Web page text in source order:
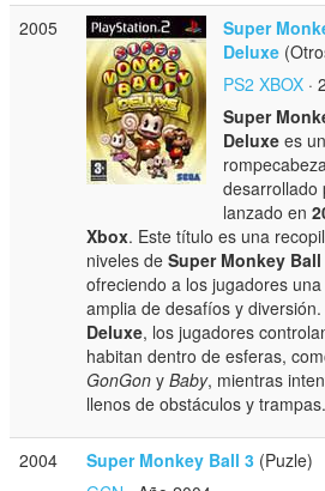
2005
Super
Deluxe
PS2 XBOX ·
Super
Deluxe es
lanzado en
Xbox. Este título es una
niveles deSuper Monkey Ball
ofreciendo a los jugadores
amplia de desafíos y
Deluxe, los jugadores
habitan dentro de esferas,
GonGon yBaby, mientras
llenos de obstáculos y trampas.
2004 Super Monkey Ball 3 (Puzle)